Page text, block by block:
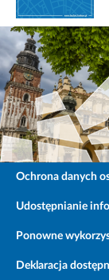
Ochrona danych
Udostępnianie
Ponowne
Deklaracja